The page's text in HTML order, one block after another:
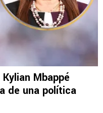
Mbappé
de una política